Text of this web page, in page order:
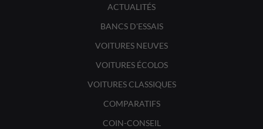
ACTUALITÉS
BANCS D'ESSAIS
VOITURES NEUVES
VOITURES ÉCOLOS
VOITURES CLASSIQUES
COMPARATIFS
COIN-CONSEIL